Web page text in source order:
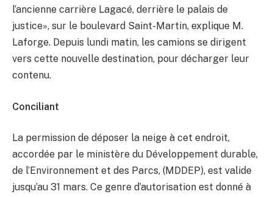
l’ancienne carrière Lagacé, derrière le palais de
justice», sur le boulevard Saint-Martin, explique M.
Laforge. Depuis lundi matin, les camions se dirigent
vers cette nouvelle destination, pour décharger leur
contenu.
Conciliant
La permission de déposer la neige à cet endroit,
accordée par le ministère du Développement durable,
de l’Environnement et des Parcs, (MDDEP), est valide
jusqu’au 31 mars. Ce genre d’autorisation est donné à